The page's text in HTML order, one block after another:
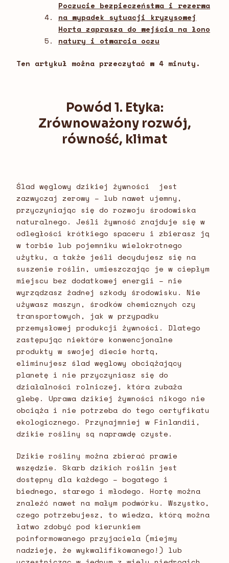
Poczucie bezpieczeństwa i rezerwa
na wypadek sytuacji kryzysowej
Horta zaprasza do wejścia na łono
natury i otwarcia oczu
Ten artykuł można przeczytać w 4 minuty.
Powód 1. Etyka:
Zrównoważony rozwój,
równość, klimat
Ślad węglowy dzikiej żywności jest
zazwyczaj zerowy – lub nawet ujemny,
przyczyniając się do rozwoju środowiska
naturalnego. Jeśli żywność znajduje się w
odległości krótkiego spaceru i zbierasz ją
w torbie lub pojemniku wielokrotnego
użytku, a także jeśli decydujesz się na
suszenie roślin, umieszczając je w ciepłym
miejscu bez dodatkowej energii – nie
wyrządzasz żadnej szkody środowisku. Nie
używasz maszyn, środków chemicznych czy
transportowych, jak w przypadku
przemysłowej produkcji żywności. Dlatego
zastępując niektóre konwencjonalne
produkty w swojej diecie hortą,
eliminujesz ślad węglowy obciążający
planetę i nie przyczyniasz się do
działalności rolniczej, która zubaża
glebę. Uprawa dzikiej żywności nikogo nie
obciąża i nie potrzeba do tego certyfikatu
ekologicznego. Przynajmniej w Finlandii,
dzikie rośliny są naprawdę czyste.
Dzikie rośliny można zbierać prawie
wszędzie. Skarb dzikich roślin jest
dostępny dla każdego – bogatego i
biednego, starego i młodego. Hortę można
znaleźć nawet na małym podwórku. Wszystko,
czego potrzebujesz, to wiedza, którą można
łatwo zdobyć pod kierunkiem
poinformowanego przyjaciela (miejmy
nadzieję, że wykwalifikowanego!) lub